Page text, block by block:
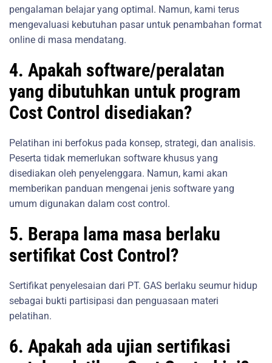
pengalaman belajar yang optimal. Namun, kami terus
mengevaluasi kebutuhan pasar untuk penambahan format
online di masa mendatang.
4. Apakah software/peralatan
yang dibutuhkan untuk program
Cost Control disediakan?
Pelatihan ini berfokus pada konsep, strategi, dan analisis.
Peserta tidak memerlukan software khusus yang
disediakan oleh penyelenggara. Namun, kami akan
memberikan panduan mengenai jenis software yang
umum digunakan dalam cost control.
5. Berapa lama masa berlaku
sertifikat Cost Control?
Sertifikat penyelesaian dari PT. GAS berlaku seumur hidup
sebagai bukti partisipasi dan penguasaan materi
pelatihan.
6. Apakah ada ujian sertifikasi